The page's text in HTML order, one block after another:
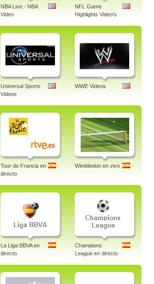
NBA Live - NBA
Video
NFL Game
Highlights Video's
Universal Sports
Videos
WWE Videos
Tour de Francia en
directo
Wimbledon en vivo
La Liga BBVA en
directo
Champions
League en directo